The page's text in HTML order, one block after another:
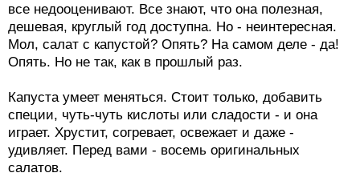
все недооценивают. Все знают, что она полезная,
дешевая, круглый год доступна. Но - неинтересная.
Мол, салат с капустой? Опять? На самом деле - да!
Опять. Но не так, как в прошлый раз.
Капуста умеет меняться. Стоит только, добавить
специи, чуть-чуть кислоты или сладости - и она
играет. Хрустит, согревает, освежает и даже -
удивляет. Перед вами - восемь оригинальных
салатов.